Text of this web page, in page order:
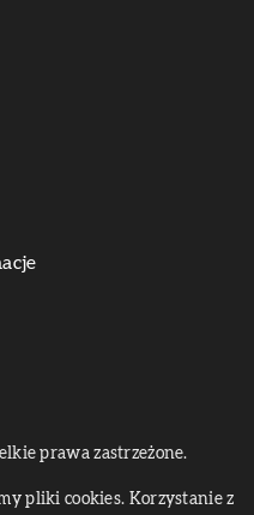
prawa zastrzeżone.
pliki cookies. Korzystanie z